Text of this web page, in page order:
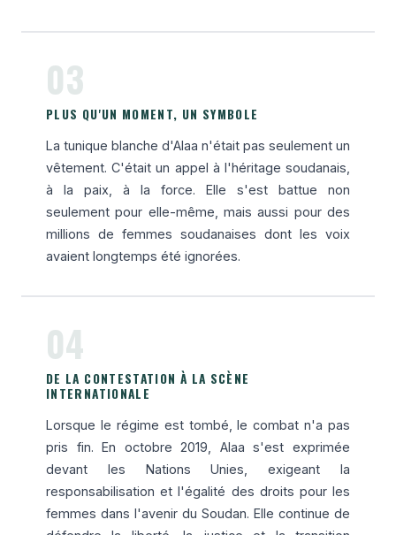
03
PLUS QU'UN MOMENT, UN SYMBOLE
La tunique blanche d'Alaa n'était pas seulement un
vêtement. C'était un appel à l'héritage soudanais,
à la paix, à la force. Elle s'est battue non
seulement pour elle-même, mais aussi pour des
millions de femmes soudanaises dont les voix
avaient longtemps été ignorées.
04
DE LA CONTESTATION À LA SCÈNE
INTERNATIONALE
Lorsque le régime est tombé, le combat n'a pas
pris fin. En octobre 2019, Alaa s'est exprimée
devant les Nations Unies, exigeant la
responsabilisation et l'égalité des droits pour les
femmes dans l'avenir du Soudan. Elle continue de